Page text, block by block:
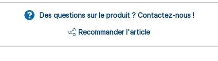
Des questions sur le produit ? Contactez-nous !
Recommander l'article